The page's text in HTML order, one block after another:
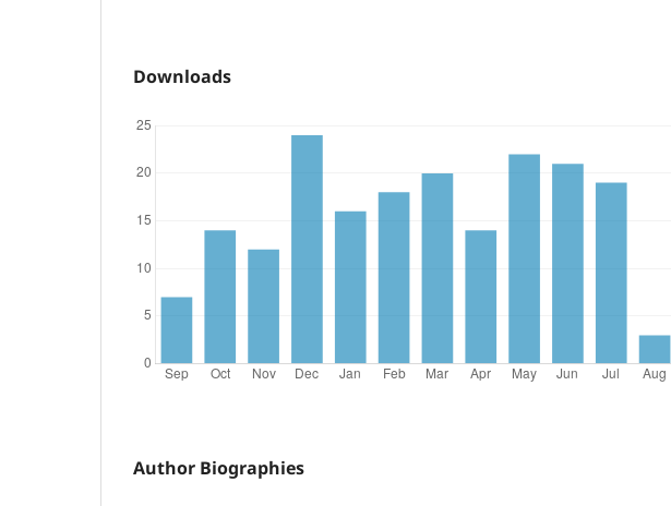
Downloads
Author Biographies